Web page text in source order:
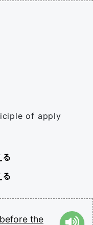
of apply
る
る
before the